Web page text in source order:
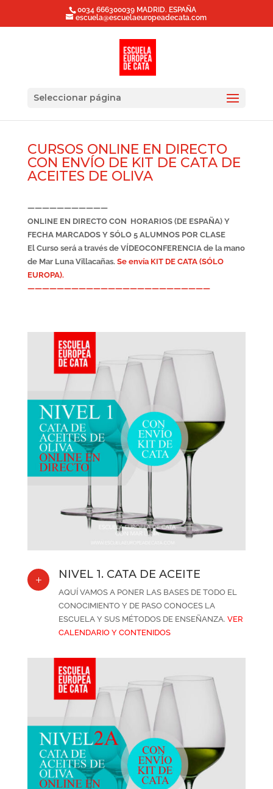
0034 666300039 MADRID. ESPAÑA
escuela@escuelaeuropeadecata.com
Seleccionar página
CURSOS ONLINE EN DIRECTO
CON ENVÍO DE KIT DE CATA DE
ACEITES DE OLIVA
———————————
ONLINE EN DIRECTO CON HORARIOS (DE ESPAÑA) Y
FECHA MARCADOS Y SÓLO 5 ALUMNOS POR CLASE
El Curso será a través de VÍDEOCONFERENCIA de la mano
de Mar Luna Villacañas. Se envía KIT DE CATA (SÓLO
EUROPA).
—————————————————————————
L NIVEL 1. CATA DE ACEITE
AQUÍ VAMOS A PONER LAS BASES DE TODO EL
CONOCIMIENTO Y DE PASO CONOCES LA
ESCUELA Y SUS MÉTODOS DE ENSEÑANZA. VER
CALENDARIO Y CONTENIDOS